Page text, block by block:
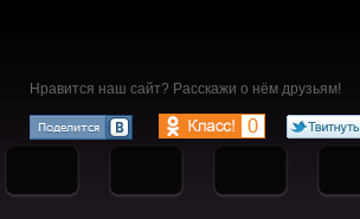
Нравится наш сайт? Расскажи о нём друзьям!